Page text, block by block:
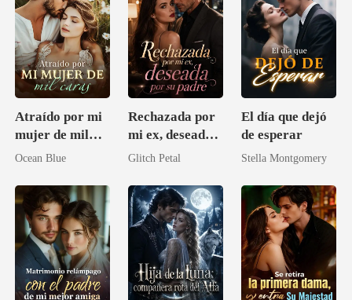
Atraído por mi
mujer de mil
caras
Ocean Blue
Rechazada por
mi ex, deseada
por su padre
Glitch Petal
El día que dejó
de esperar
Stella Montgomery